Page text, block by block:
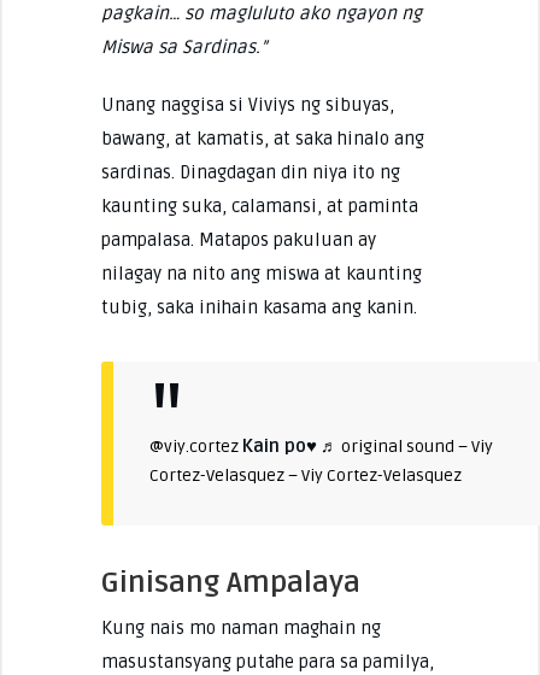
pagkain… so magluluto ako ngayon ng
Miswa sa Sardinas.”
Unang naggisa si Viviys ng sibuyas,
bawang, at kamatis, at saka hinalo ang
sardinas. Dinagdagan din niya ito ng
kaunting suka, calamansi, at paminta
pampalasa. Matapos pakuluan ay
nilagay na nito ang miswa at kaunting
tubig, saka inihain kasama ang kanin.
@viy.cortez Kain po♥️ ♬ original sound – Viy
Cortez-Velasquez – Viy Cortez-Velasquez
Ginisang Ampalaya
Kung nais mo naman maghain ng
masustansyang putahe para sa pamilya,